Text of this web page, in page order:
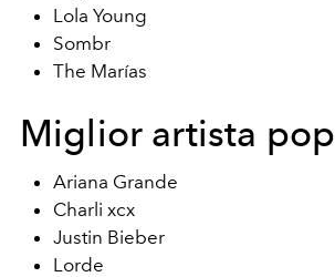
Lola Young
Sombr
The Marías
Miglior artista pop
Ariana Grande
Charli xcx
Justin Bieber
Lorde